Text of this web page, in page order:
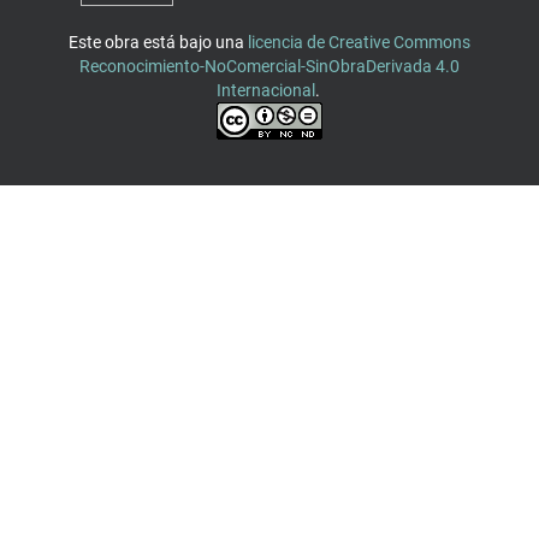
Este obra está bajo una licencia de Creative Commons
Reconocimiento-NoComercial-SinObraDerivada 4.0
Internacional .